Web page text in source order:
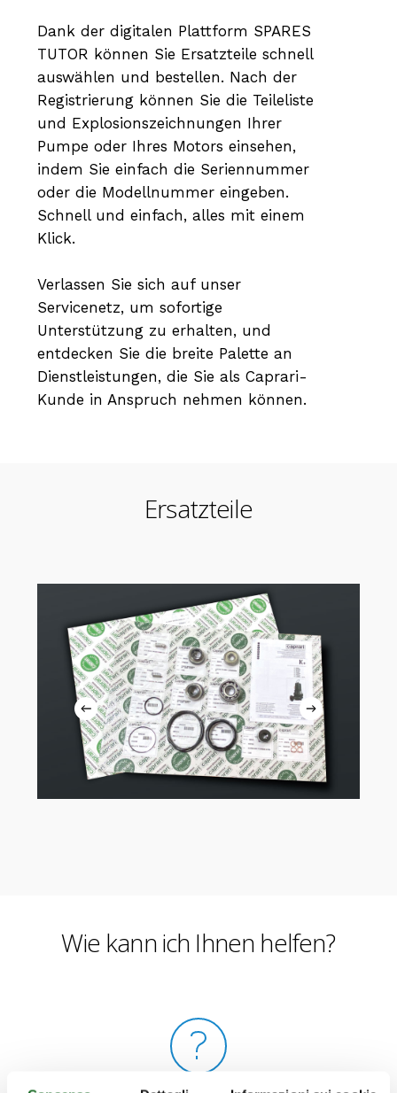
Dank der digitalen Plattform SPARES
TUTOR können Sie Ersatzteile schnell
auswählen und bestellen. Nach der
Registrierung können Sie die Teileliste
und Explosionszeichnungen Ihrer
Pumpe oder Ihres Motors einsehen,
indem Sie einfach die Seriennummer
oder die Modellnummer eingeben.
Schnell und einfach, alles mit einem
Klick.
Verlassen Sie sich auf unser
Servicenetz, um sofortige
Unterstützung zu erhalten, und
entdecken Sie die breite Palette an
Dienstleistungen, die Sie als Caprari-
Kunde in Anspruch nehmen können.
Ersatzteile
Wie kann ich Ihnen helfen?